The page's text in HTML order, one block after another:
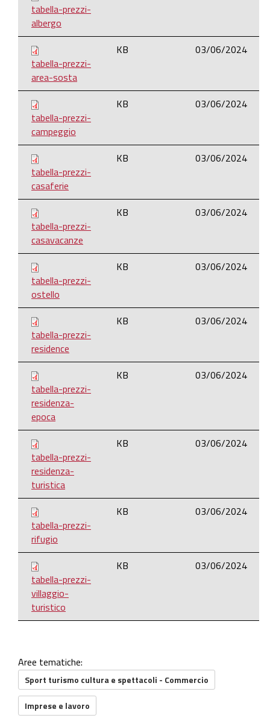
tabella-prezzi-
albergo
tabella-prezzi-
area-sosta
KB 03/06/2024
tabella-prezzi-
campeggio
KB 03/06/2024
tabella-prezzi-
casaferie
KB 03/06/2024
tabella-prezzi-
casavacanze
KB 03/06/2024
tabella-prezzi-
ostello
KB 03/06/2024
tabella-prezzi-
residence
KB 03/06/2024
tabella-prezzi-
residenza-
epoca
KB 03/06/2024
tabella-prezzi-
residenza-
turistica
KB 03/06/2024
tabella-prezzi-
rifugio
KB 03/06/2024
tabella-prezzi-
villaggio-
turistico
KB 03/06/2024
Aree tematiche:
Sport turismo cultura e spettacoli - Commercio
Imprese e lavoro